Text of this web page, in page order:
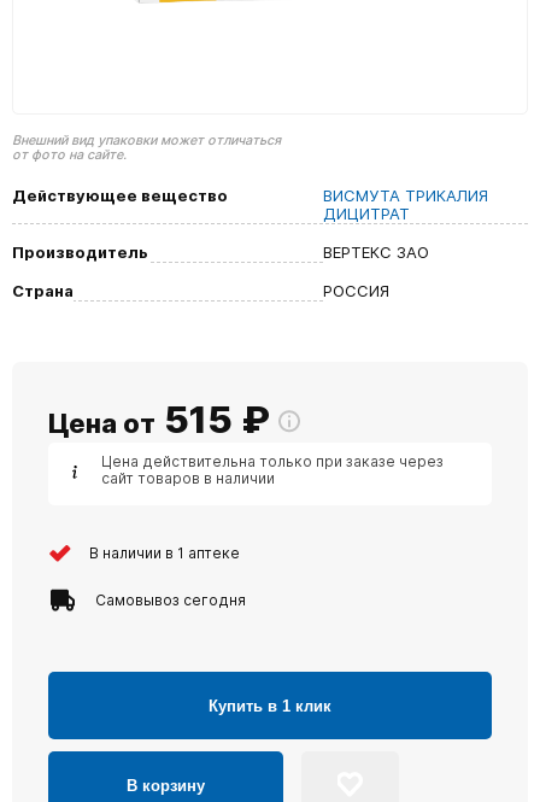
Внешний вид упаковки может отличаться
от фото на сайте.
Действующее вещество
ВИСМУТА ТРИКАЛИЯ
ДИЦИТРАТ
Производитель
ВЕРТЕКС ЗАО
Страна
РОССИЯ
Цена от 515 ₽
Цена действительна только при заказе через
сайт товаров в наличии
В наличии в 1 аптеке
Самовывоз сегодня
Купить в 1 клик
В корзину